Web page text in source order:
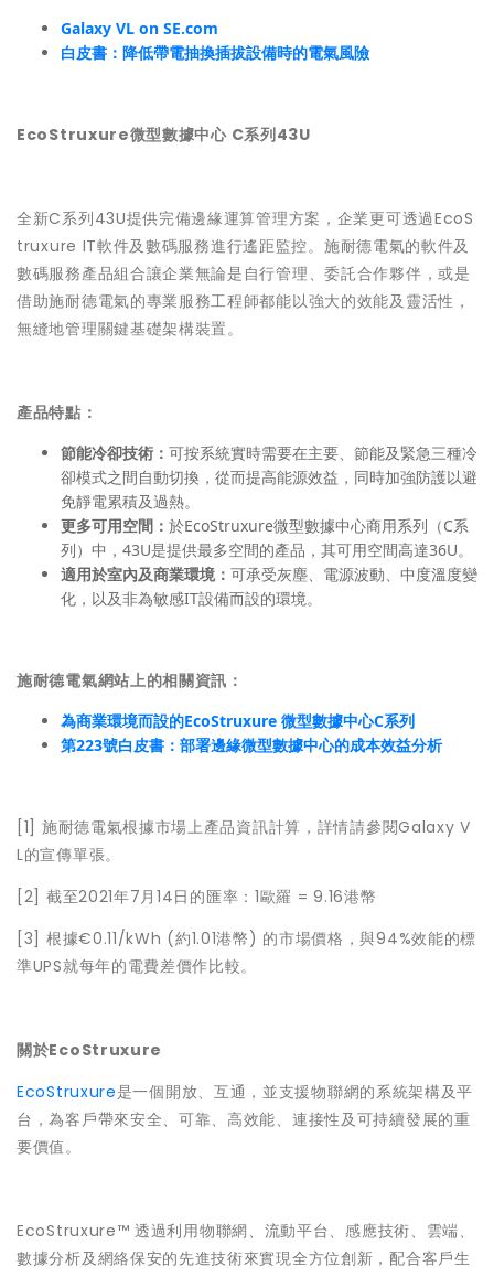
Galaxy VL on SE.com
白皮書：降低帶電抽換插拔設備時的電氣風險
EcoStruxure微型數據中心 C系列43U
全新C系列43U提供完備邊緣運算管理方案，企業更可透過EcoS
truxure IT軟件及數碼服務進行遙距監控。施耐德電氣的軟件及
數碼服務產品組合讓企業無論是自行管理、委託合作夥伴，或是
借助施耐德電氣的專業服務工程師都能以強大的效能及靈活性，
無縫地管理關鍵基礎架構裝置。
產品特點：
節能冷卻技術： 可按系統實時需要在主要、節能及緊急三種冷
卻模式之間自動切換，從而提高能源效益，同時加強防護以避
免靜電累積及過熱。
更多可用空間： 於EcoStruxure微型數據中心商用系列（C系
列）中，43U是提供最多空間的產品，其可用空間高達36U。
適用於室內及商業環境： 可承受灰塵、電源波動、中度溫度變
化，以及非為敏感IT設備而設的環境。
施耐德電氣網站上的相關資訊：
為商業環境而設的EcoStruxure 微型數據中心C系列
第223號白皮書：部署邊緣微型數據中心的成本效益分析
[1] 施耐德電氣根據市場上產品資訊計算，詳情請參閱Galaxy V
L的宣傳單張。
[2] 截至2021年7月14日的匯率：1歐羅 = 9.16港幣
[3] 根據€0.11/kWh (約1.01港幣) 的市場價格，與94%效能的標
準UPS就每年的電費差價作比較。
關於EcoStruxure
EcoStruxure是一個開放、互通，並支援物聯網的系統架構及平
台，為客戶帶來安全、可靠、高效能、連接性及可持續發展的重
要價值。
EcoStruxure™ 透過利用物聯網、流動平台、感應技術、雲端、
數據分析及網絡保安的先進技術來實現全方位創新，配合客戶生